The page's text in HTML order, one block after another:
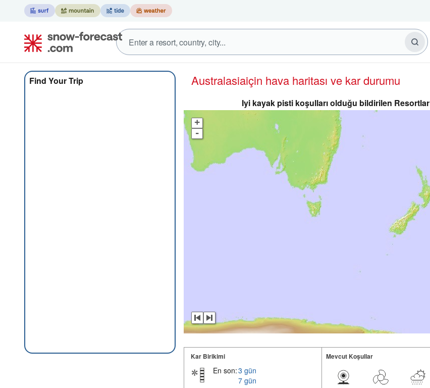
Find Your Trip Australasiaiçin hava haritası ve kar durumu
Iyi kayak pisti koşulları olduğu bildirilen Resortlar
+
-
Kar Birikimi
En son:3 gün
7 gün
Mevcut Koşullar